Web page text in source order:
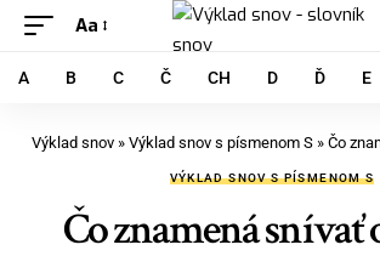
Aa
A B C Č CH D Ď E
Výklad snov» Výklad snov s písmenom S» Čo
VÝKLAD SNOV S PÍSMENOM S
Čo znamená snívať